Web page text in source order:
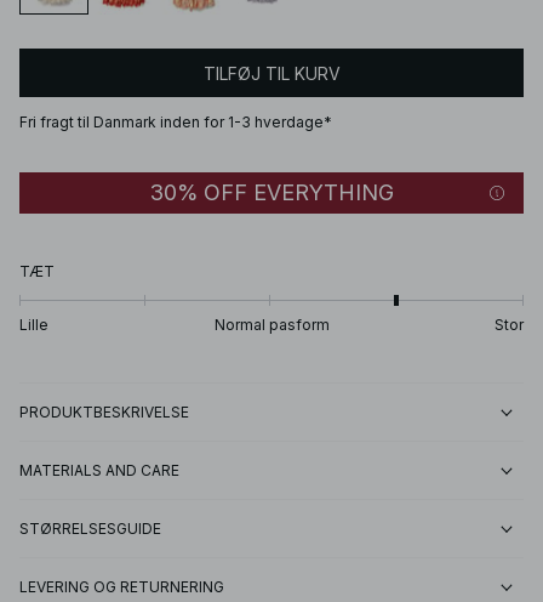
TILFØJ TIL KURV
Fri fragt til Danmark inden for 1-3 hverdage*
30% OFF EVERYTHING
TÆT
Lille Normal pasform Stor
PRODUKTBESKRIVELSE
MATERIALS AND CARE
STØRRELSESGUIDE
LEVERING OG RETURNERING